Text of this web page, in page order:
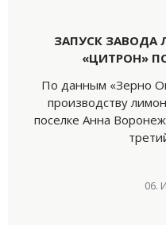
ЗАПУСК
«ЦИТРОН»
По данным «Зерно
производству
поселке Анна
06.